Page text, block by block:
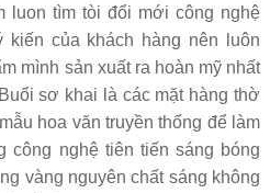
luon tìm tòi đổi mới công nghệ
kiến của khách hàng nên luôn
mình sản xuất ra hoàn mỹ nhất
sơ khai là các mặt hàng thờ
hoa văn truyền thống để làm
công nghệ tiên tiến sáng bóng
vàng nguyên chất sáng không